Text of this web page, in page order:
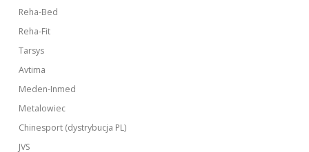
Reha-Bed
Reha-Fit
Tarsys
Avtima
Meden-Inmed
Metalowiec
Chinesport (dystrybucja PL)
JVS